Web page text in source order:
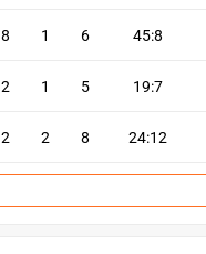
8 1 6 45:8
2 1 5 19:7
2 2 8 24:12